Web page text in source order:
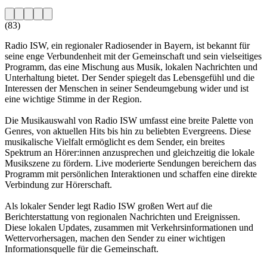
(83)
Radio ISW, ein regionaler Radiosender in Bayern, ist bekannt für
seine enge Verbundenheit mit der Gemeinschaft und sein vielseitiges
Programm, das eine Mischung aus Musik, lokalen Nachrichten und
Unterhaltung bietet. Der Sender spiegelt das Lebensgefühl und die
Interessen der Menschen in seiner Sendeumgebung wider und ist
eine wichtige Stimme in der Region.
Die Musikauswahl von Radio ISW umfasst eine breite Palette von
Genres, von aktuellen Hits bis hin zu beliebten Evergreens. Diese
musikalische Vielfalt ermöglicht es dem Sender, ein breites
Spektrum an Hörer:innen anzusprechen und gleichzeitig die lokale
Musikszene zu fördern. Live moderierte Sendungen bereichern das
Programm mit persönlichen Interaktionen und schaffen eine direkte
Verbindung zur Hörerschaft.
Als lokaler Sender legt Radio ISW großen Wert auf die
Berichterstattung von regionalen Nachrichten und Ereignissen.
Diese lokalen Updates, zusammen mit Verkehrsinformationen und
Wettervorhersagen, machen den Sender zu einer wichtigen
Informationsquelle für die Gemeinschaft.